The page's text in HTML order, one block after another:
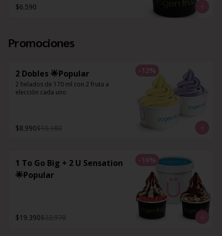
$6.590
Promociones
-12%
2 Dobles 🌟Popular
2 helados de 170 ml con 2 fruta a
elección cada uno
$8.990$10.180
-16%
1 To Go Big + 2 U Sensation
🌟Popular
$19.390$22.970